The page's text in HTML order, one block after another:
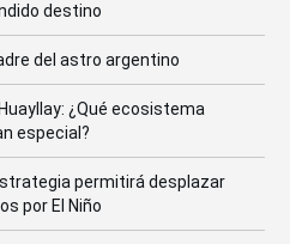
destino
del astro argentino
¿Qué ecosistema
especial?
permitirá desplazar
por El Niño